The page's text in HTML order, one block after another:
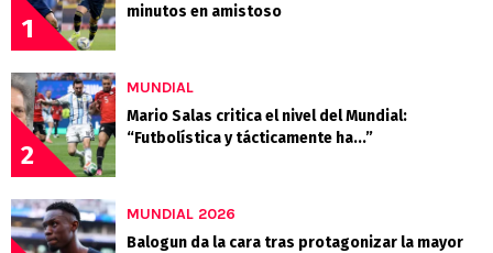
1
minutos en amistoso
2
MUNDIAL
Mario Salas critica el nivel del Mundial:
“Futbolística y tácticamente ha...”
MUNDIAL 2026
Balogun da la cara tras protagonizar la mayor